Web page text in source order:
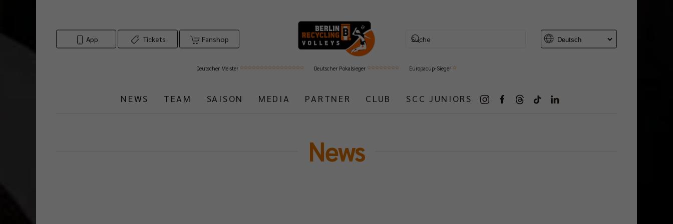
App Tickets Fanshop
Deutscher Meister Deutscher Pokalsieger Europacup-Sieger
NEWS TEAM SAISON MEDIA PARTNER CLUB SCC JUNIORS
News